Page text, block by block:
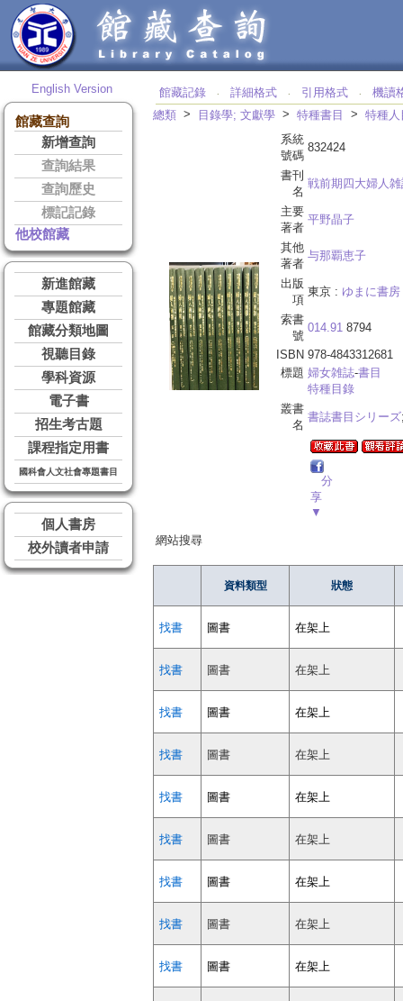
English Version
館藏查詢
新增查詢
查詢結果
查詢歷史
標記記錄
他校館藏
新進館藏
專題館藏
館藏分類地圖
視聽目錄
學科資源
電子書
招生考古題
課程指定用書
國科會人文社會專題書目
個人書房
校外讀者申請
館藏記錄 ‧ 詳細格式 ‧ 引用格式 ‧
機讀
總類 > 目錄學; 文獻學 > 特種書目 > 特種人
系統
號碼
832424
書刊
名
戦前期四大婦人
主要
著者
平野晶子
其他
著者
与那覇恵子
出版
項
東京 : ゆまに書房
索書
號
014.91 8794
ISBN 978-4843312681
標題 婦女雑誌-書目
特種目錄
叢書
名
書誌書目シリーズ
分
享
▼
網站搜尋
資料類型 狀態
找書 圖書 在架上
找書 圖書 在架上
找書 圖書 在架上
找書 圖書 在架上
找書 圖書 在架上
找書 圖書 在架上
找書 圖書 在架上
找書 圖書 在架上
找書 圖書 在架上